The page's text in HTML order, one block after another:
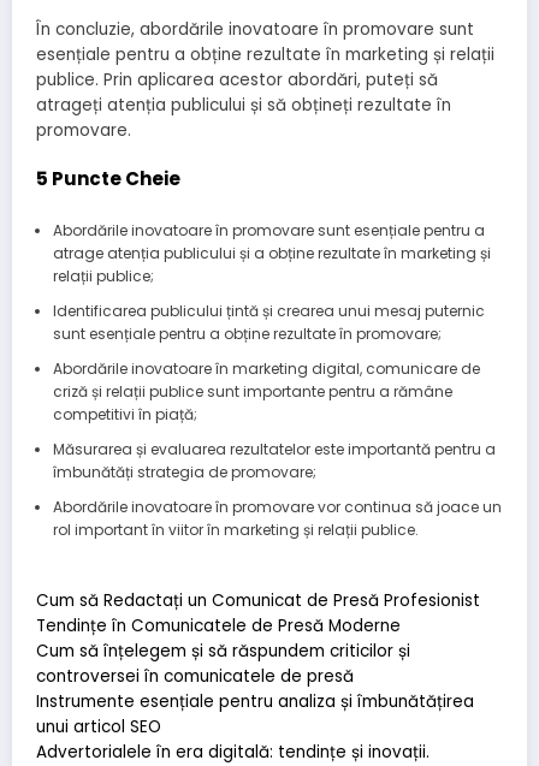
În concluzie, abordările inovatoare în promovare sunt
esențiale pentru a obține rezultate în marketing și relații
publice. Prin aplicarea acestor abordări, puteți să
atrageți atenția publicului și să obțineți rezultate în
promovare.
5 Puncte Cheie
Abordările inovatoare în promovare sunt esențiale pentru a
atrage atenția publicului și a obține rezultate în marketing și
relații publice;
Identificarea publicului țintă și crearea unui mesaj puternic
sunt esențiale pentru a obține rezultate în promovare;
Abordările inovatoare în marketing digital, comunicare de
criză și relații publice sunt importante pentru a rămâne
competitivi în piață;
Măsurarea și evaluarea rezultatelor este importantă pentru a
îmbunătăți strategia de promovare;
Abordările inovatoare în promovare vor continua să joace un
rol important în viitor în marketing și relații publice.
Cum să Redactați un Comunicat de Presă Profesionist
Tendințe în Comunicatele de Presă Moderne
Cum să înțelegem și să răspundem criticilor și
controversei în comunicatele de presă
Instrumente esențiale pentru analiza și îmbunătățirea
unui articol SEO
Advertorialele în era digitală: tendințe și inovații.